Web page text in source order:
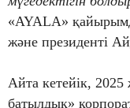
«AYALA»
және президенті
Айта кетейік,
батылдық»